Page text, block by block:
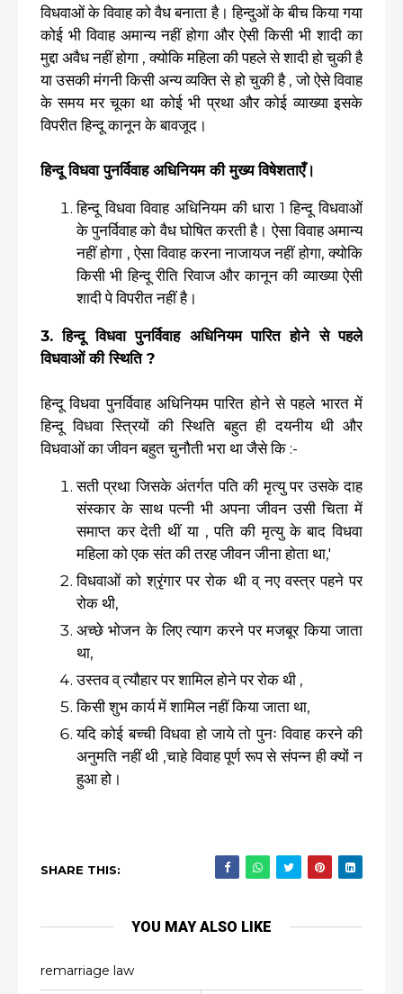
विधवाओं के विवाह को वैध बनाता है। हिन्दुओं के बीच किया गया
कोई भी विवाह अमान्य नहीं होगा और ऐसी किसी भी शादी का
मुद्दा अवैध नहीं होगा , क्योकि महिला की पहले से शादी हो चुकी है
या उसकी मंगनी किसी अन्य व्यक्ति से हो चुकी है , जो ऐसे विवाह
के समय मर चूका था कोई भी प्रथा और कोई व्याख्या इसके
विपरीत हिन्दू कानून के बावजूद।
हिन्दू विधवा पुनर्विवाह अधिनियम की मुख्य विषेशताएँ।
हिन्दू विधवा विवाह अधिनियम की धारा 1 हिन्दू विधवाओं
के पुनर्विवाह को वैध घोषित करती है। ऐसा विवाह अमान्य
नहीं होगा , ऐसा विवाह करना नाजायज नहीं होगा, क्योकि
किसी भी हिन्दू रीति रिवाज और कानून की व्याख्या ऐसी
शादी पे विपरीत नहीं है।
3. हिन्दू विधवा पुनर्विवाह अधिनियम पारित होने से पहले
विधवाओं की स्थिति ?
हिन्दू विधवा पुनर्विवाह अधिनियम पारित होने से पहले भारत में
हिन्दू विधवा स्त्रियों की स्थिति बहुत ही दयनीय थी और
विधवाओं का जीवन बहुत चुनौती भरा था जैसे कि :-
सती प्रथा जिसके अंतर्गत पति की मृत्यु पर उसके दाह
संस्कार के साथ पत्नी भी अपना जीवन उसी चिता में
समाप्त कर देती थीं या , पति की मृत्यु के बाद विधवा
महिला को एक संत की तरह जीवन जीना होता था,'
विधवाओं को श्रृंगार पर रोक थी व् नए वस्त्र पहने पर
रोक थी,
अच्छे भोजन के लिए त्याग करने पर मजबूर किया जाता
था,
उस्तव व् त्यौहार पर शामिल होने पर रोक थी ,
किसी शुभ कार्य में शामिल नहीं किया जाता था,
यदि कोई बच्ची विधवा हो जाये तो पुनः विवाह करने की
अनुमति नहीं थी ,चाहे विवाह पूर्ण रूप से संपन्न ही क्यों न
हुआ हो।
SHARE THIS:
YOU MAY ALSO LIKE
remarriage law